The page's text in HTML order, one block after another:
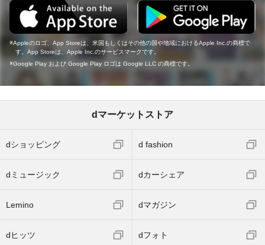
Appleのロゴ、App Storeは、米国もしくはその他の国や地域におけるApple Inc.の商標で
す。App Storeは、Apple Inc.のサービスマークです。
Google Play および Google Play ロゴは Google LLC の商標です。
dマーケットストア
dショッピング d fashion
dミュージック dカーシェア
Lemino dマガジン
dヒッツ dフォト